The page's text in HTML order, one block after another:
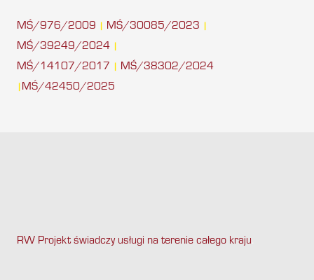
MŚ/976/2009 MŚ/30085/2023
MŚ/39249/2024
MŚ/14107/2017 MŚ/38302/2024
MŚ/42450/2025
RW Projekt świadczy usługi na terenie całego kraju